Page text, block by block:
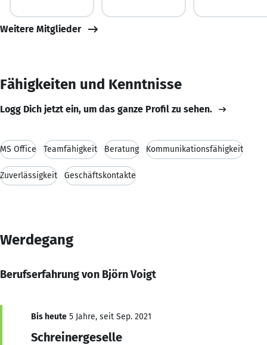
Weitere Mitglieder
Fähigkeiten und Kenntnisse
Logg Dich jetzt ein, um das ganze Profil zu sehen.
MS Office Teamfähigkeit Beratung Kommunikationsfähigkeit
Zuverlässigkeit Geschäftskontakte
Werdegang
Berufserfahrung von Björn Voigt
Bis heute 5 Jahre, seit Sep. 2021
Schreinergeselle